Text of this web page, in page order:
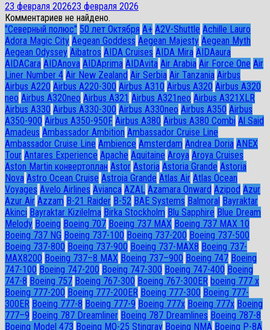
23 февраля 202623 февраля 2026
Комментариев не найдено.
"Северный полюс" 50 лет Октября A+ A2V-Shuttle Achille Lauro
Adora Magic City Aegean Goddess Aegean Majesty Aegean Myth
Aegean Odyssey Aibatros AIDA Cruises AIDA Mira AIDAaura
AIDACara AIDAnova AIDAprima AIDAvita Air Arabia Air Force One Air
Liner Number 4 Air New Zealand Air Serbia Air Tanzania Airbus
Airbus A220 Airbus A220-300 Airbus A310 Airbus A320 Airbus A320
neo Airbus A320neo Airbus A321 Airbus A321neo Airbus A321XLR
Airbus A330 Airbus A330-300 Airbus A330neo Airbus A350 Airbus
A350-900 Airbus A350-950F Airbus A380 Airbus A380 Combi Al Said
Amadeus Ambassador Ambition Ambassador Cruise Line
Ambassador Сruise Line Ambience Amsterdam Andrea Doria ANEX
Tour Antares Experience Apache Aquitaine Aroya Aroya Cruises
Aston Martin конвертоплан Astor Astoria Astoria Grande Astoria
Nova Astro Ocean Cruise Astroia Grande Atlas Air Atlas Ocean
Voyages Avelo Airlines Avianca AZAL Azamara Onward Azipod Azur
Azur Air Azzam B-21 Raider B-52 BAE Systems Balmoral Bayraktar
Akinci Bayraktar Kizilelma Birka Stockholm Blu Sapphire Blue Dream
Melody Boeing Boeing 707 Boeing 737 MAX Boeing 737 MAX 10
Boeing 737 NG Boeing 737-100 Boeing 737-200 Boeing 737-500
Boeing 737-800 Boeing 737-900 Boeing 737-MAX8 Boeing 737-
MAX8200 Boeing 737–8 MAX Boeing 737–900 Boeing 747 Boeing
747-100 Boeing 747-200 Boeing 747-300 Boeing 747-400 Boeing
747-8 Boeing 757 Boeing 767-300 Boeing 767-300ER boeing 777 x
Boeing 777-200 Boeing 777-200ER Boeing 777-300 Boeing 777-
300ER Boeing 777-8 Boeing 777-9 Boeing 777x Boeing 777х Boeing
777–9 Boeing 787 Dreamliner Boeing 787 Dreamlines Boeing 787-8
Boeing Model 473 Boeing MQ-25 Stingray Boeing NMA Boeing P-8A